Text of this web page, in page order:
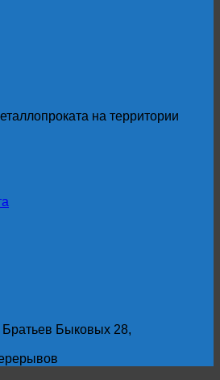
на территории
Братьев Быковых 28,